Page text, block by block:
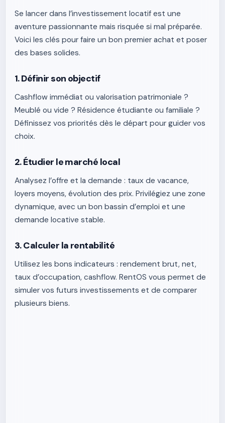
Se lancer dans l’investissement locatif est une
aventure passionnante mais risquée si mal préparée.
Voici les clés pour faire un bon premier achat et poser
des bases solides.
1. Définir son objectif
Cashflow immédiat ou valorisation patrimoniale ?
Meublé ou vide ? Résidence étudiante ou familiale ?
Définissez vos priorités dès le départ pour guider vos
choix.
2. Étudier le marché local
Analysez l’offre et la demande : taux de vacance,
loyers moyens, évolution des prix. Privilégiez une zone
dynamique, avec un bon bassin d’emploi et une
demande locative stable.
3. Calculer la rentabilité
Utilisez les bons indicateurs : rendement brut, net,
taux d’occupation, cashflow. RentOS vous permet de
simuler vos futurs investissements et de comparer
plusieurs biens.